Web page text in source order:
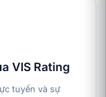
VIS Rating
tuyến và sự